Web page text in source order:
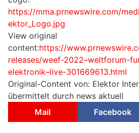
https://mma.prnewswire.com/
ektor_Logo.jpg
View original
content:https://
releases/weef-2022–weltforum-
elektronik–live-301669613.html
Original-Content von: Elektor
übermittelt durch news aktuell
Mail
Facebook